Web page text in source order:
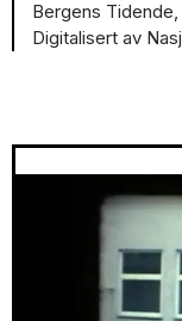
Slagordet var
– skriv nynorsk»
Gjennom 1970-
fraksjonar og
Det politiske
organisasjonen,
Av enkeltsaker
Bergens
Digitalisert av